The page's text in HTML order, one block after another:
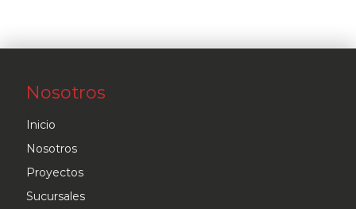
Nosotros
Inicio
Nosotros
Proyectos
Sucursales